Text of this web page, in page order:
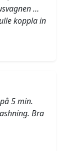
…
koppla in
5 min.
Bra